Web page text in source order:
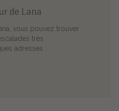
de Lana
vous pouvez trouver
très
adresses :